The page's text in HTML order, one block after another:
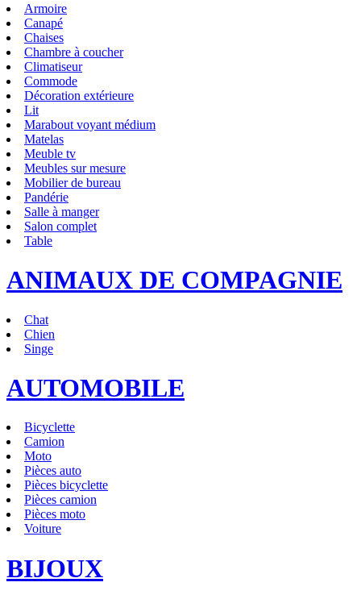
Armoire
Canapé
Chaises
Chambre à coucher
Climatiseur
Commode
Décoration extérieure
Lit
Marabout voyant médium
Matelas
Meuble tv
Meubles sur mesure
Mobilier de bureau
Pandérie
Salle à manger
Salon complet
Table
ANIMAUX DE COMPAGNIE
Chat
Chien
Singe
AUTOMOBILE
Bicyclette
Camion
Moto
Pièces auto
Pièces bicyclette
Pièces camion
Pièces moto
Voiture
BIJOUX